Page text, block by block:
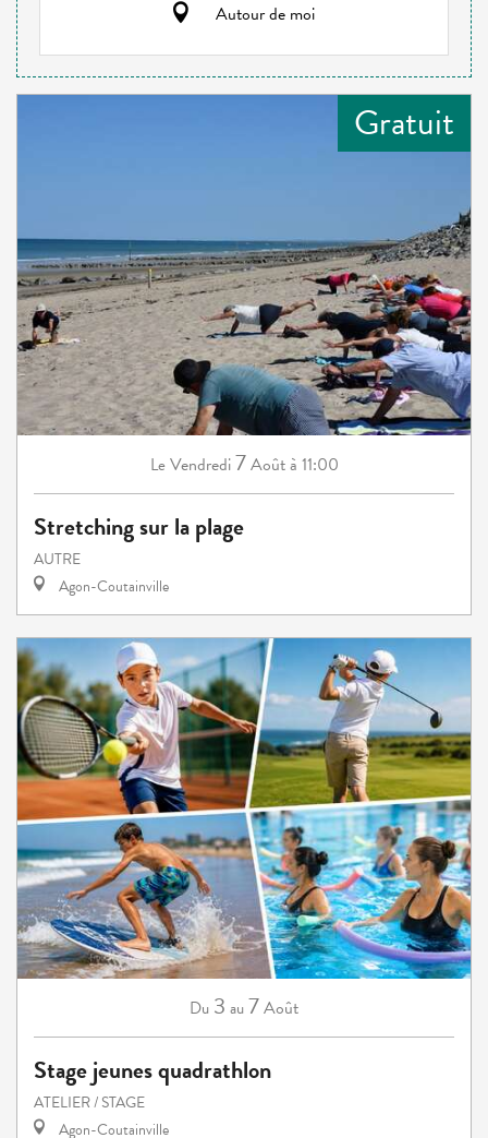
Autour de moi
Gratuit
Le Vendredi7Aoûtà 11:00
Stretching sur la plage
AUTRE
Agon-Coutainville
Du 3 au7Août
Stage jeunes quadrathlon
ATELIER / STAGE
Agon-Coutainville